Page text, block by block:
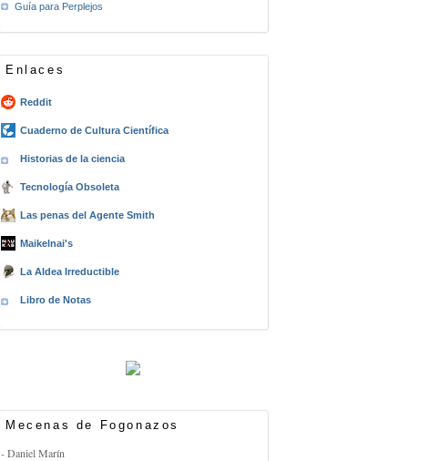
Guía para Perplejos
Enlaces
Reddit
Cuaderno de Cultura Científica
Historias de la ciencia
Tecnología Obsoleta
Las penas del Agente Smith
Maikelnai's
La Aldea Irreductible
Libro de Notas
Mecenas de Fogonazos
- Daniel Marín